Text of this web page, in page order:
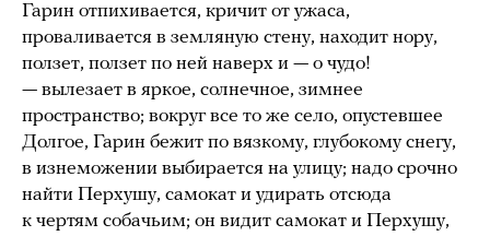
Гарин отпихивается, кричит от ужаса,
проваливается в земляную стену, находит нору,
ползет, ползет по ней наверх и — о чудо!
— вылезает в яркое, солнечное, зимнее
пространство; вокруг все то же село, опустевшее
Долгое, Гарин бежит по вязкому, глубокому снегу,
в изнеможении выбирается на улицу; надо срочно
найти Перхушу, самокат и удирать отсюда
к чертям собачьим; он видит самокат и Перхушу,